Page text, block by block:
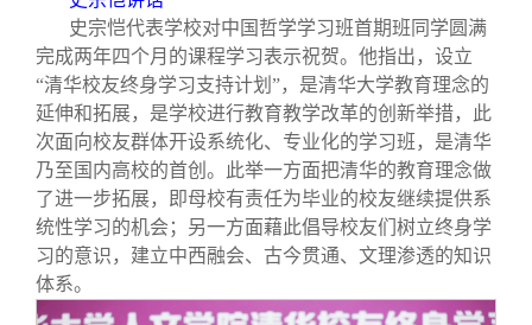
联系我们
史宗恺代表学校对中国哲学学习班首期班同学圆满
完成两年四个月的课程学习表示祝贺。他指出，设立
“清华校友终身学习支持计划”，是清华大学教育理念的
延伸和拓展，是学校进行教育教学改革的创新举措，此
次面向校友群体开设系统化、专业化的学习班，是清华
乃至国内高校的首创。此举一方面把清华的教育理念做
了进一步拓展，即母校有责任为毕业的校友继续提供系
统性学习的机会；另一方面藉此倡导校友们树立终身学
习的意识，建立中西融会、古今贯通、文理渗透的知识
体系。